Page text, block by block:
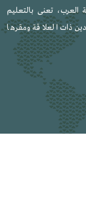
العرب، تعنى بالتعليم
ذات العلاقة ومقرها